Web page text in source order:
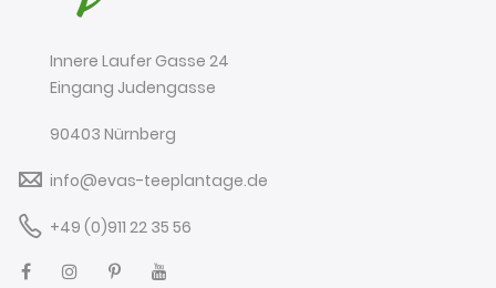
Innere Laufer Gasse 24
Eingang Judengasse
90403 Nürnberg
info@evas-teeplantage.de
+49 (0)911 22 35 56